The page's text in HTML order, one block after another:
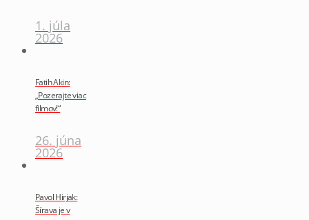
1. júla
2026
Fatih Akin:
„Pozerajte viac
filmov!“
26. júna
2026
Pavol Hirjak:
Šírava je v